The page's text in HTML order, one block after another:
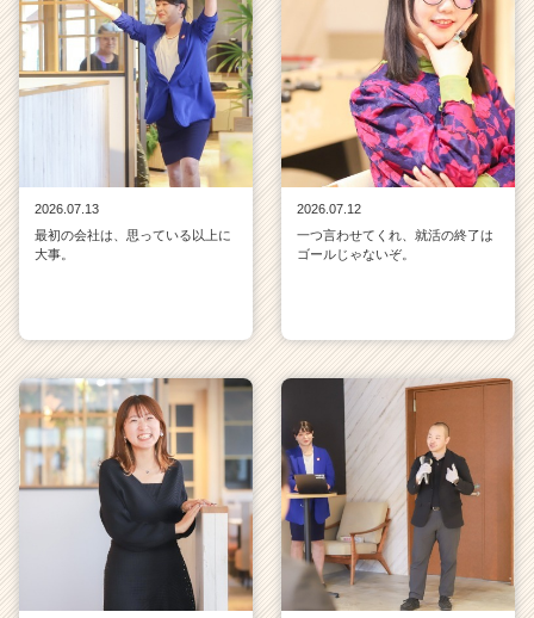
2026.07.13
最初の会社は、思っている以上に
大事。
2026.07.12
一つ言わせてくれ、就活の終了は
ゴールじゃないぞ。